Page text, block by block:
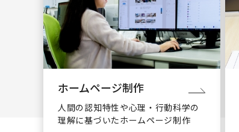
ホームページ制作
人間の認知特性や心理・行動科学の
理解に基づいたホームページ制作